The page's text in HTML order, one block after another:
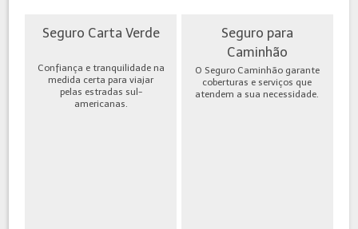
Seguro Carta Verde
Confiança e tranquilidade na
medida certa para viajar
pelas estradas sul-
americanas.
Seguro para
Caminhão
O Seguro Caminhão garante
coberturas e serviços que
atendem a sua necessidade.